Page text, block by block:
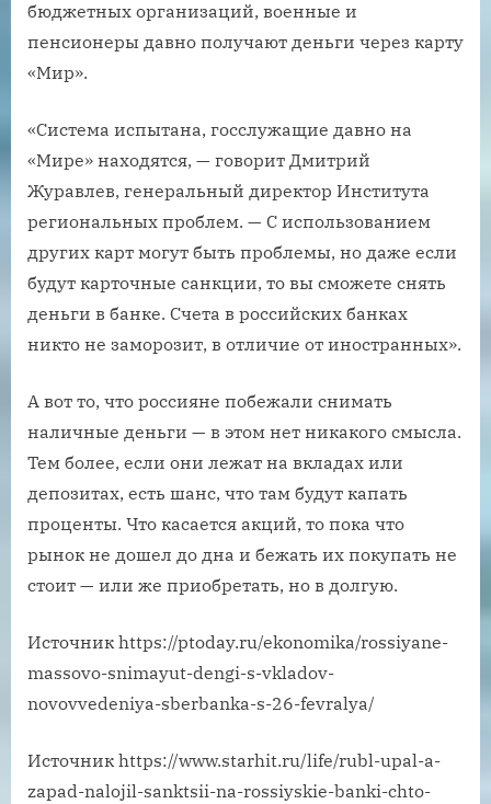
бюджетных организаций, военные и
пенсионеры давно получают деньги через карту
«Мир».
«Система испытана, госслужащие давно на
«Мире» находятся, — говорит Дмитрий
Журавлев, генеральный директор Института
региональных проблем. — С использованием
других карт могут быть проблемы, но даже если
будут карточные санкции, то вы сможете снять
деньги в банке. Счета в российских банках
никто не заморозит, в отличие от иностранных».
А вот то, что россияне побежали снимать
наличные деньги — в этом нет никакого смысла.
Тем более, если они лежат на вкладах или
депозитах, есть шанс, что там будут капать
проценты. Что касается акций, то пока что
рынок не дошел до дна и бежать их покупать не
стоит — или же приобретать, но в долгую.
Источник https://ptoday.ru/ekonomika/rossiyane-
massovo-snimayut-dengi-s-vkladov-
novovvedeniya-sberbanka-s-26-fevralya/
Источник https://www.starhit.ru/life/rubl-upal-a-
zapad-nalojil-sanktsii-na-rossiyskie-banki-chto-